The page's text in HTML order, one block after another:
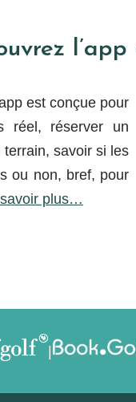
est conçue pour
réel, réserver un
terrain, savoir si les
ou non, bref, pour
plus…
|